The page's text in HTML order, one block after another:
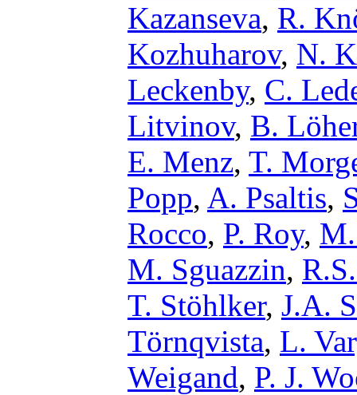
Kazanseva, R.
Kozhuharov, N.
Leckenby, C.
Litvinov, B.
E. Menz, T.
Popp, A. Psaltis,
Rocco, P. Roy,
M. Sguazzin,
T. Stöhlker, J.A.
Törnqvista, L.
Weigand, P. J.